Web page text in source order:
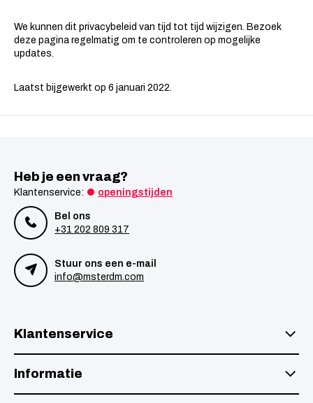
We kunnen dit privacybeleid van tijd tot tijd wijzigen. Bezoek
deze pagina regelmatig om te controleren op mogelijke
updates.
Laatst bijgewerkt op 6 januari 2022.
Heb je een vraag?
Klantenservice: openingstijden
Bel ons
+31 202 809 317
Stuur ons een e-mail
info@msterdm.com
Klantenservice
Informatie